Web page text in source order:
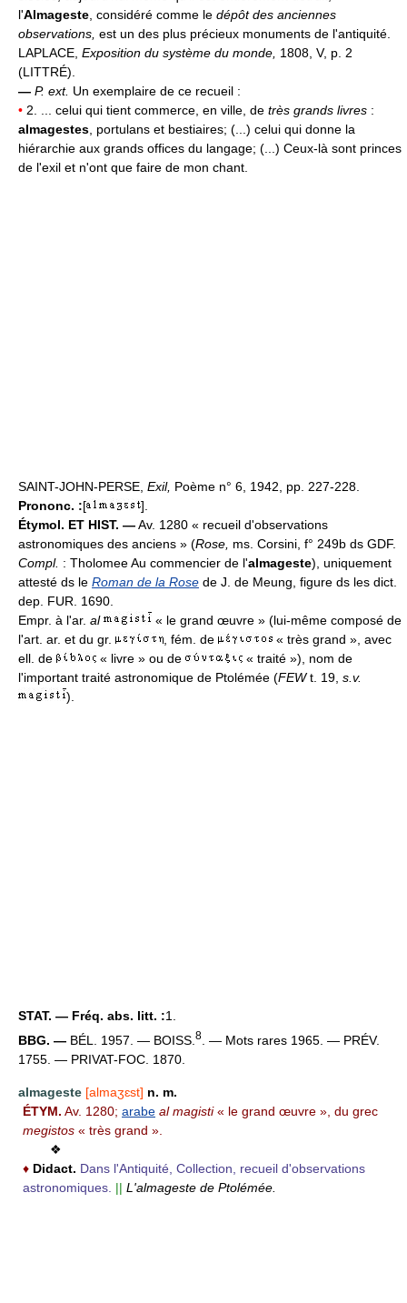
l'Almageste , considéré comme le dépôt des anciennes
observations, est un des plus précieux monuments de l'antiquité.
LAPLACE, Exposition du système du monde, 1808, V, p. 2
(LITTRÉ).
— P. ext. Un exemplaire de ce recueil :
• 2. ... celui qui tient commerce, en ville, de très grands livres :
almagestes , portulans et bestiaires; (...) celui qui donne la
hiérarchie aux grands offices du langage; (...) Ceux-là sont princes
de l'exil et n'ont que faire de mon chant.
SAINT-JOHN-PERSE, Exil, Poème n° 6, 1942, pp. 227-228.
Prononc. :[
].
Étymol. ET HIST. —Av. 1280 « recueil d'observations
astronomiques des anciens » (Rose, ms. Corsini, f° 249b ds GDF.
Compl. : Tholomee Au commencier de l'almageste), uniquement
attesté ds le Roman de la Rose de J. de Meung, figure ds les dict.
dep. FUR. 1690.
Empr. à l'ar. al
« le grand œuvre » (lui-même composé de
l'art. ar. et du gr.
, fém. de
« très grand », avec
ell. de
« livre » ou de
« traité »), nom de
l'important traité astronomique de Ptolémée (FEWt. 19, s.v.
).
STAT. — Fréq. abs. litt. :1.
BBG. — BÉL. 1957. — BOISS. 8
. — Mots rares 1965. — PRÉV.
1755. — PRIVAT-FOC. 1870.
almageste [almaʒɛst] n. m.
ÉTYM. Av. 1280; arabe al magisti« le grand œuvre », du grec
megistos « très grand ».
❖
♦ Didact. Dans l'Antiquité, Collection, recueil d'observations
astronomiques. || L'almageste de Ptolémée.